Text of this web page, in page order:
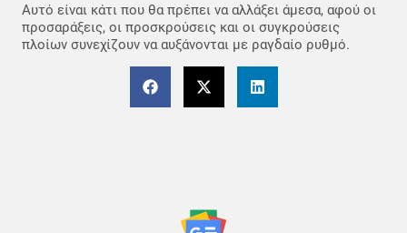
Αυτό είναι κάτι που θα πρέπει να αλλάξει άμεσα, αφού οι
προσαράξεις, οι προσκρούσεις και οι συγκρούσεις
πλοίων συνεχίζουν να αυξάνονται με ραγδαίο ρυθμό.